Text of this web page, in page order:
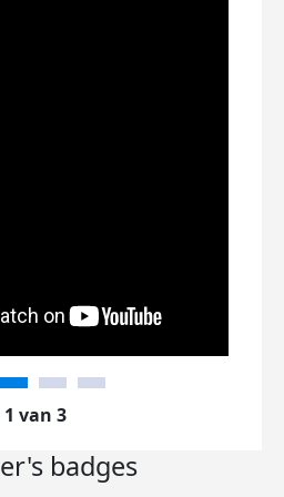
1 van 3
badges